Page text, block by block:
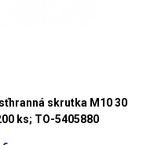
skrutka M10 30
ks; TO-5405880